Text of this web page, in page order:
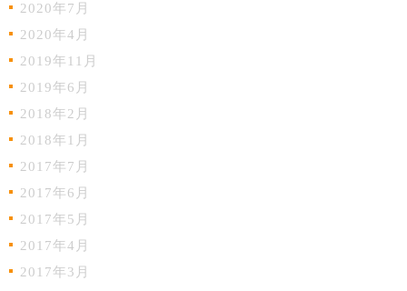
2020年7月
2020年4月
2019年11月
2019年6月
2018年2月
2018年1月
2017年7月
2017年6月
2017年5月
2017年4月
2017年3月